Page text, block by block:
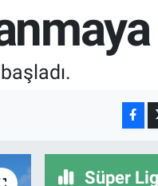
64.998,24
%0.35
Süper